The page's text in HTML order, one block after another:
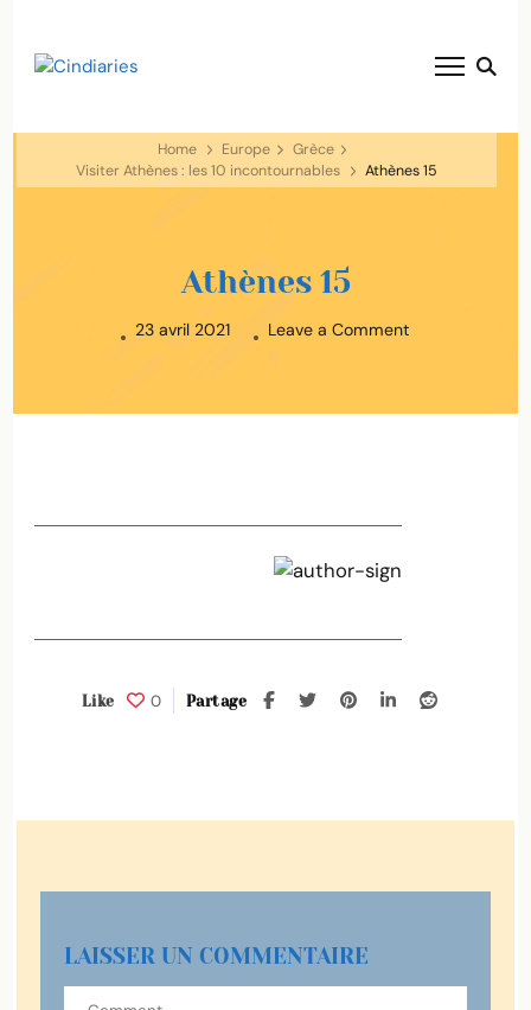
Home Europe
Grèce
Visiter Athènes : les 10 incontournables
Athènes 15
Athènes 15
23 avril 2021 Leave a Comment
0
Like Partage
LAISSER UN COMMENTAIRE